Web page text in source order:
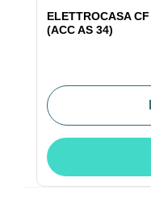
ELETTROCASA
(ACC AS 34)